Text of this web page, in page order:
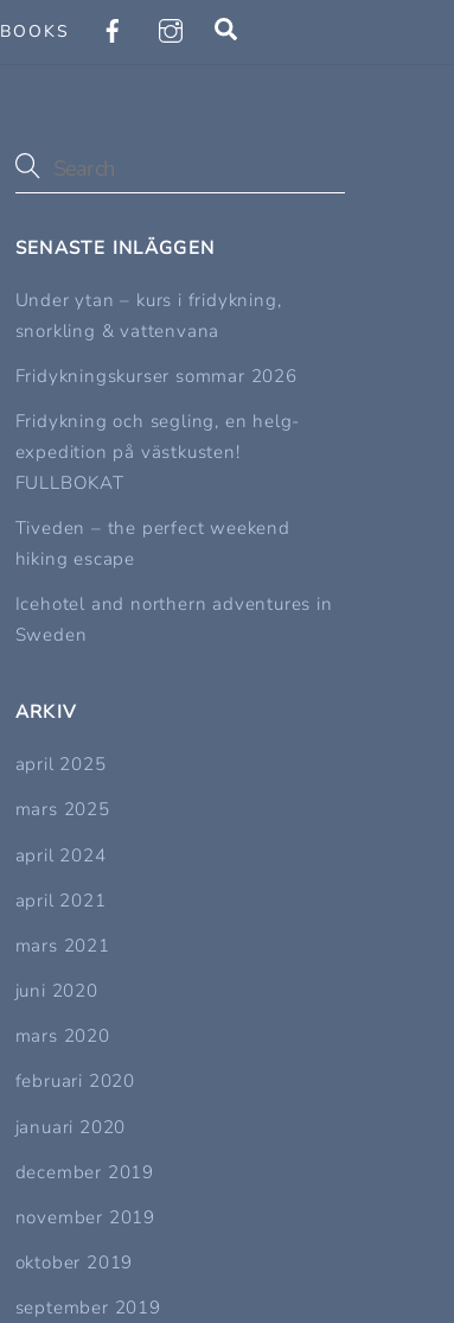
BOOKS
SENASTE INLÄGGEN
Under ytan – kurs i fridykning,
snorkling & vattenvana
Fridykningskurser sommar 2026
Fridykning och segling, en helg-
expedition på västkusten!
FULLBOKAT
Tiveden – the perfect weekend
hiking escape
Icehotel and northern adventures in
Sweden
ARKIV
april 2025
mars 2025
april 2024
april 2021
mars 2021
juni 2020
mars 2020
februari 2020
januari 2020
december 2019
november 2019
oktober 2019
september 2019